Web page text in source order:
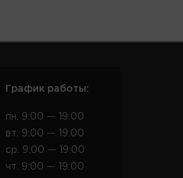
График работы:
пн. 9:00 — 19:00
вт. 9:00 — 19:00
ср. 9:00 — 19:00
чт. 9:00 — 19:00